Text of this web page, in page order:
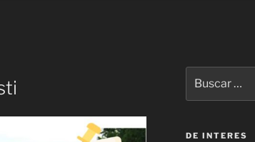
por:
DE INTERES